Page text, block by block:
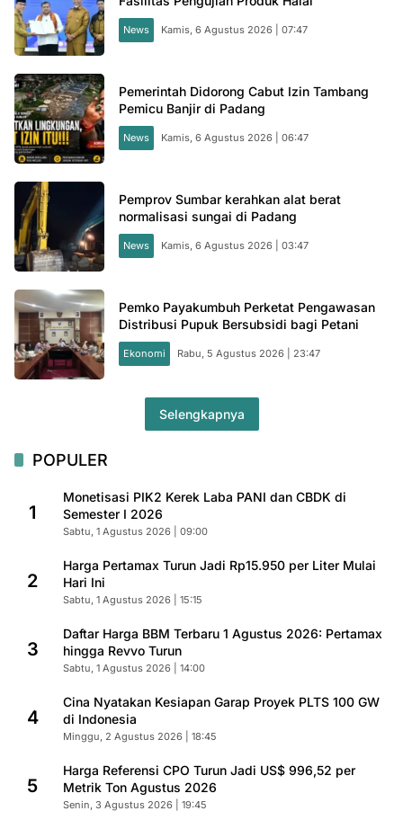
News Kamis, 6 Agustus 2026 | 07:47
Pemerintah Didorong Cabut Izin Tambang
Pemicu Banjir di Padang
News Kamis, 6 Agustus 2026 | 06:47
Pemprov Sumbar kerahkan alat berat
normalisasi sungai di Padang
News Kamis, 6 Agustus 2026 | 03:47
Pemko Payakumbuh Perketat Pengawasan
Distribusi Pupuk Bersubsidi bagi Petani
Ekonomi Rabu, 5 Agustus 2026 | 23:47
Selengkapnya
POPULER
1
Monetisasi PIK2 Kerek Laba PANI dan CBDK di
Semester I 2026
Sabtu, 1 Agustus 2026 | 09:00
2
Harga Pertamax Turun Jadi Rp15.950 per Liter Mulai
Hari Ini
Sabtu, 1 Agustus 2026 | 15:15
3
Daftar Harga BBM Terbaru 1 Agustus 2026: Pertamax
hingga Revvo Turun
Sabtu, 1 Agustus 2026 | 14:00
4
Cina Nyatakan Kesiapan Garap Proyek PLTS 100 GW
di Indonesia
Minggu, 2 Agustus 2026 | 18:45
5
Harga Referensi CPO Turun Jadi US$ 996,52 per
Metrik Ton Agustus 2026
Senin, 3 Agustus 2026 | 19:45